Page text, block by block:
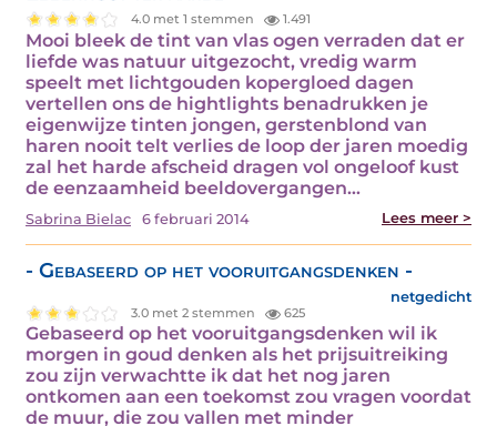
4.0 met 1 stemmen 1.491
Mooi bleek de tint van vlas ogen verraden dat er
liefde was natuur uitgezocht, vredig warm
speelt met lichtgouden kopergloed dagen
vertellen ons de hightlights benadrukken je
eigenwijze tinten jongen, gerstenblond van
haren nooit telt verlies de loop der jaren moedig
zal het harde afscheid dragen vol ongeloof kust
de eenzaamheid beeldovergangen…
Sabrina Bielac 6 februari 2014 Lees meer >
- Gebaseerd op het vooruitgangsdenken -
netgedicht
3.0 met 2 stemmen 625
Gebaseerd op het vooruitgangsdenken wil ik
morgen in goud denken als het prijsuitreiking
zou zijn verwachtte ik dat het nog jaren
ontkomen aan een toekomst zou vragen voordat
de muur, die zou vallen met minder